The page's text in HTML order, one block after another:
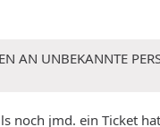
AN UNBEKANNTE
noch jmd. ein Ticket